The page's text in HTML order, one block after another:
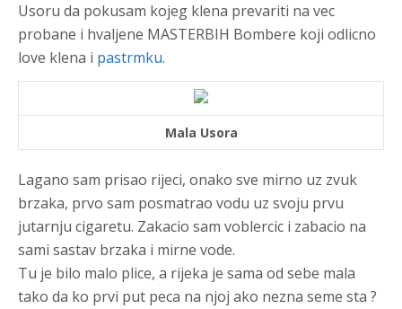
Usoru da pokusam kojeg klena prevariti na vec
probane i hvaljene MASTERBIH Bombere koji odlicno
love klena i pastrmku.
Mala Usora
Lagano sam prisao rijeci, onako sve mirno uz zvuk
brzaka, prvo sam posmatrao vodu uz svoju prvu
jutarnju cigaretu. Zakacio sam voblercic i zabacio na
sami sastav brzaka i mirne vode.
Tu je bilo malo plice, a rijeka je sama od sebe mala
tako da ko prvi put peca na njoj ako nezna seme sta ?